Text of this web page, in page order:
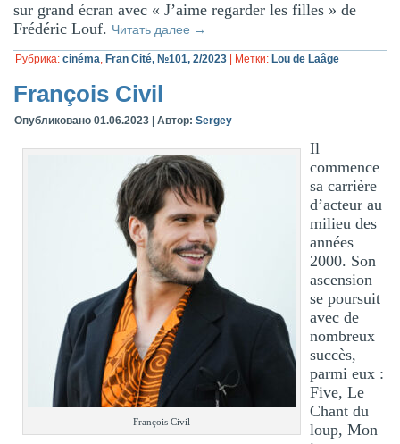
sur grand écran avec « J’aime regarder les filles » de
Frédéric Louf. Читать далее →
Рубрика: cinéma, Fran Cité, №101, 2/2023 Метки: Lou de Laâge
François Civil
Опубликовано 01.06.2023 |Автор: Sergey
François Civil
Il
commence
sa carrière
d’acteur au
milieu des
années
2000. Son
ascension
se poursuit
avec de
nombreux
succès,
parmi eux :
Five, Le
Chant du
loup, Mon